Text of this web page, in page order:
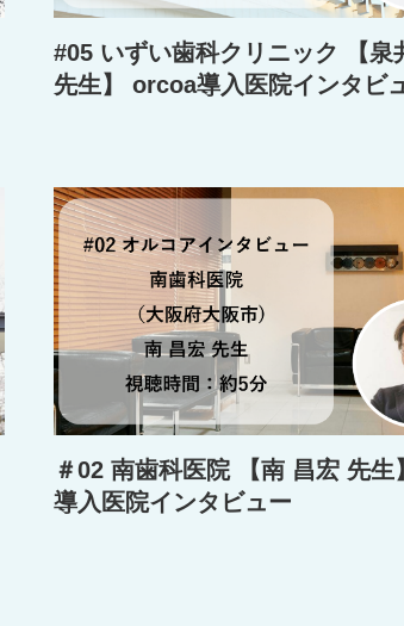
#05 いずい歯科クリニック 【泉
先生】 orcoa導入医院インタビ
＃02 南歯科医院 【南 昌宏 先
導入医院インタビュー